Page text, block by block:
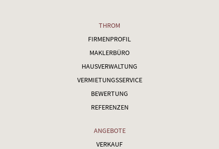
THROM
FIRMENPROFIL
MAKLERBÜRO
HAUSVERWALTUNG
VERMIETUNGSSERVICE
BEWERTUNG
REFERENZEN
ANGEBOTE
VERKAUF